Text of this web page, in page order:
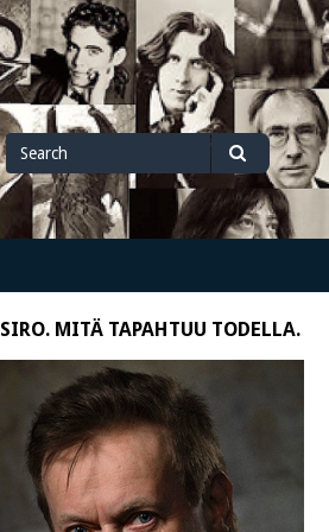
Search
for
Search
MITÄ TAPAHTUU TODELLA.